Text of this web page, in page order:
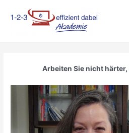
Inhalt
Arbeiten Sie nicht